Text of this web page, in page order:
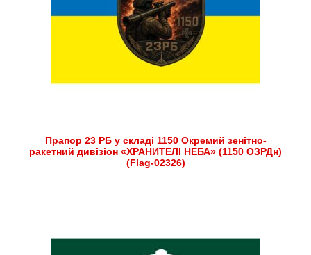
Прапор 23 РБ у складі 1150 Окремий зенітно-
ракетний дивізіон «ХРАНИТЕЛІ НЕБА» (1150 ОЗРДн)
(Flag-02326)